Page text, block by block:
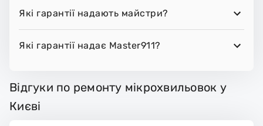
Які гарантії надають майстри?
Які гарантії надає Master911?
Відгуки по ремонту мікрохвильовок у
Києві